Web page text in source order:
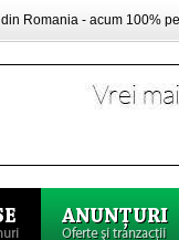
din Romania - acum 100%